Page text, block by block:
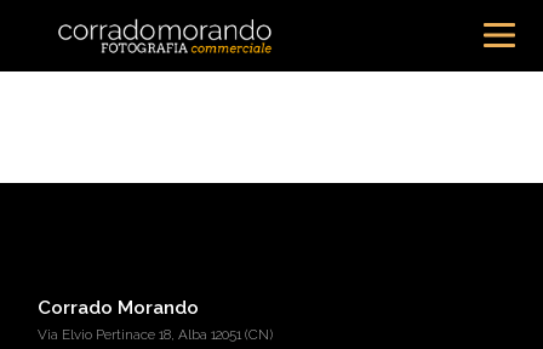
Corrado Morando
Via Elvio Pertinace 18, Alba 12051 (CN)